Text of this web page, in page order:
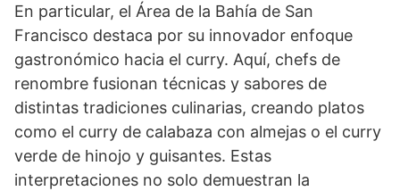
En particular, el Área de la Bahía de San
Francisco destaca por su innovador enfoque
gastronómico hacia el curry. Aquí, chefs de
renombre fusionan técnicas y sabores de
distintas tradiciones culinarias, creando platos
como el curry de calabaza con almejas o el curry
verde de hinojo y guisantes. Estas
interpretaciones no solo demuestran la